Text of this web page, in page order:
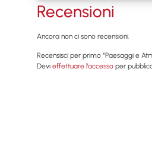
Recensioni
Ancora non ci sono recensioni.
Recensisci per primo “Paesaggi e
Devi effettuare l’accesso per